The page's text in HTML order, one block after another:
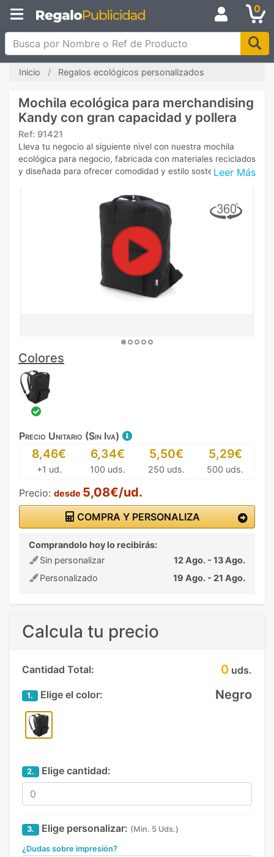
0
Busca por Nombre o Ref de Producto
Inicio Regalos ecológicos personalizados
Mochila ecológica para merchandising
Kandy con gran capacidad y pollera
Ref: 91421
Leer Más
Lleva tu negocio al siguiente nivel con nuestra mochila
ecológica para negocio, fabricada con materiales reciclados
y diseñada para ofrecer comodidad y estilo sostenible.
Colores
Precio Unitario (Sin Iva)
8,46€
+1 ud.
6,34€
100 uds.
5,50€
250 uds.
5,29€
500 uds.
Precio: desde 5,08€/ud.
COMPRA Y PERSONALIZA
Comprandolo hoy lo recibirás:
Sin personalizar
12 Ago. - 13 Ago.
Personalizado
19 Ago. - 21 Ago.
Calcula tu precio
Cantidad Total: 0 uds.
1. Elige el color: Negro
2. Elige cantidad:
3. Elige personalizar: (Min. 5 Uds.)
¿Dudas sobre impresión?